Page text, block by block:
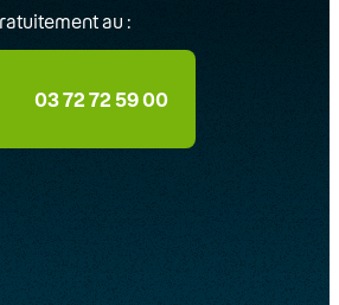
au :
03 72 72 59 00